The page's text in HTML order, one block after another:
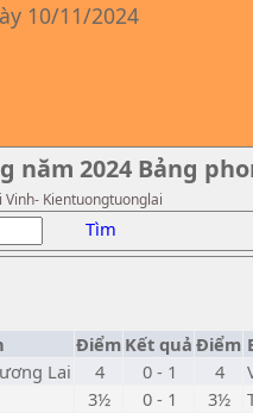
10/11/2024
năm 2024 Bảng
Kientuongtuonglai
Tìm
Điểm Kết quả Điểm
Lai 4 0 - 1 4
3½ 0 - 1 3½